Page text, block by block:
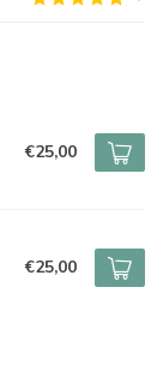
€25,00
€25,00